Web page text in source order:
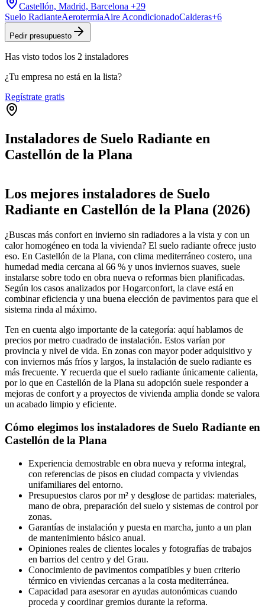
Castellón, Madrid, Barcelona +29
Suelo RadianteAerotermiaAire AcondicionadoCalderas+6
Pedir presupuesto
Has visto todos los 2 instaladores
¿Tu empresa no está en la lista?
Regístrate gratis
Instaladores de Suelo Radiante en
Castellón de la Plana
+
−
Los mejores instaladores de Suelo
Radiante en Castellón de la Plana (2026)
¿Buscas más confort en invierno sin radiadores a la vista y con un
calor homogéneo en toda la vivienda? El suelo radiante ofrece justo
eso. En Castellón de la Plana, con clima mediterráneo costero, una
humedad media cercana al 66 % y unos inviernos suaves, suele
instalarse sobre todo en obra nueva o reformas bien planificadas.
Según los casos analizados por Hogarconfort, la clave está en
combinar eficiencia y una buena elección de pavimentos para que el
sistema rinda al máximo.
Ten en cuenta algo importante de la categoría: aquí hablamos de
precios por metro cuadrado de instalación. Estos varían por
provincia y nivel de vida. En zonas con mayor poder adquisitivo y
con inviernos más fríos y largos, la instalación de suelo radiante es
más frecuente. Y recuerda que el suelo radiante únicamente calienta,
por lo que en Castellón de la Plana su adopción suele responder a
mejoras de confort y a proyectos de vivienda amplia donde se valora
un acabado limpio y eficiente.
Cómo elegimos los instaladores de Suelo Radiante en
Castellón de la Plana
Experiencia demostrable en obra nueva y reforma integral,
con referencias de pisos en ciudad compacta y viviendas
unifamiliares del entorno.
Presupuestos claros por m² y desglose de partidas: materiales,
mano de obra, preparación del suelo y sistemas de control por
zonas.
Garantías de instalación y puesta en marcha, junto a un plan
de mantenimiento básico anual.
Opiniones reales de clientes locales y fotografías de trabajos
en barrios del centro y del Grau.
Conocimiento de pavimentos compatibles y buen criterio
térmico en viviendas cercanas a la costa mediterránea.
Capacidad para asesorar en ayudas autonómicas cuando
proceda y coordinar gremios durante la reforma.